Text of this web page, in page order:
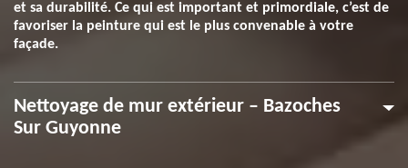
et sa durabilité. Ce qui est important et primordiale, c’est de
favoriser la peinture qui est le plus convenable à votre
façade.
Nettoyage de mur extérieur – Bazoches
Sur Guyonne